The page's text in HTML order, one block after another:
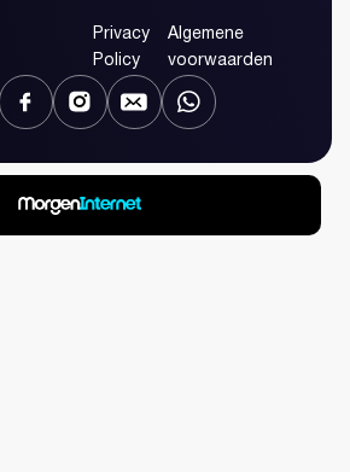
Privacy
Policy
Algemene
voorwaarden